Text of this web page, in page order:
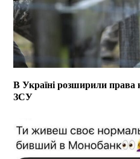
В Україні розширили права
ЗСУ